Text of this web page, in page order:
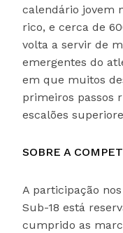
calendário jovem
rico, e cerca de
volta a servir de
emergentes do
em que muitos
primeiros passos
escalões
SOBRE A
A participação
Sub-18 está
cumprido as